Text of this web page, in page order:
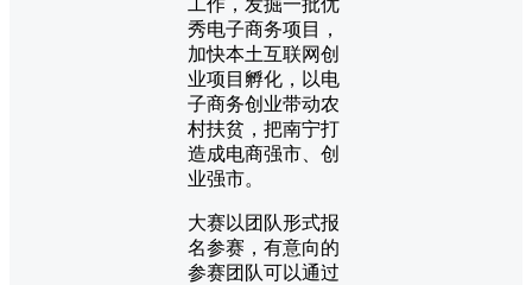
秀电子商务项目，
加快本土互联网创
业项目孵化，以电
子商务创业带动农
村扶贫，把南宁打
造成电商强市、创
业强市。
大赛以团队形式报
名参赛，有意向的
参赛团队可以通过